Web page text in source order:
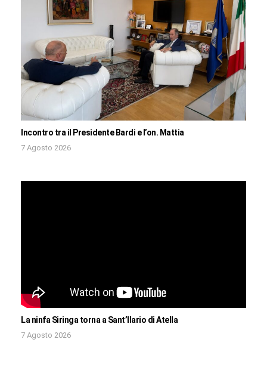
Incontro tra il Presidente Bardi e l’on. Mattia
7 Agosto 2026
La ninfa Siringa torna a Sant’Ilario di Atella
7 Agosto 2026